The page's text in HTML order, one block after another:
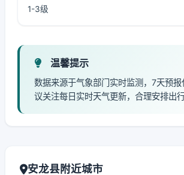
1-3级
温馨提示
数据来源于气象部门实时监测，7天预
议关注每日实时天气更新，合理安排出行
安龙县附近城市